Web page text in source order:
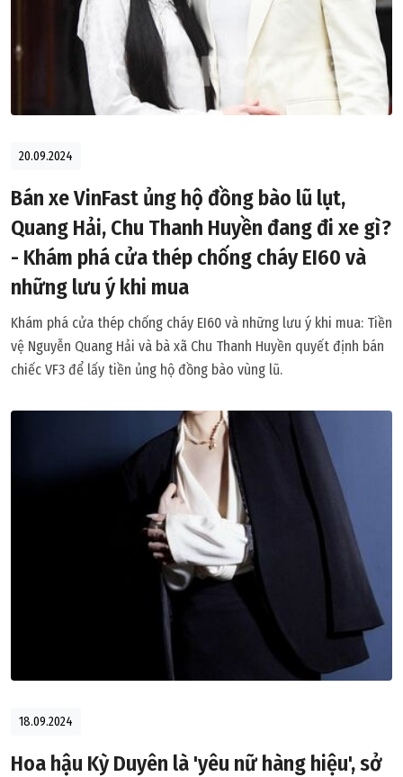
20.09.2024
Bán xe VinFast ủng hộ đồng bào lũ lụt,
Quang Hải, Chu Thanh Huyền đang đi xe gì?
- Khám phá cửa thép chống cháy EI60 và
những lưu ý khi mua
Khám phá cửa thép chống cháy EI60 và những lưu ý khi mua: Tiền
vệ Nguyễn Quang Hải và bà xã Chu Thanh Huyền quyết định bán
chiếc VF3 để lấy tiền ủng hộ đồng bào vùng lũ.
18.09.2024
Hoa hậu Kỳ Duyên là 'yêu nữ hàng hiệu', sở